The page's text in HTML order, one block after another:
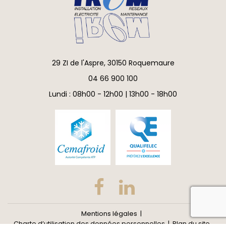
29 ZI de l'Aspre, 30150 Roquemaure
04 66 900 100
Lundi : 08h00 - 12h00 | 13h00 - 18h00
Mentions légales
Charte d’utilisation des données personnelles
Plan du site